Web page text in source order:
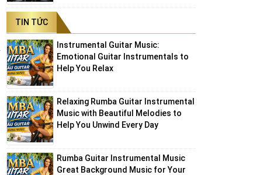
TIN TỨC
Instrumental Guitar Music:
Emotional Guitar Instrumentals to
Help You Relax
Relaxing Rumba Guitar Instrumental
Music with Beautiful Melodies to
Help You Unwind Every Day
Rumba Guitar Instrumental Music
Great Background Music for Your